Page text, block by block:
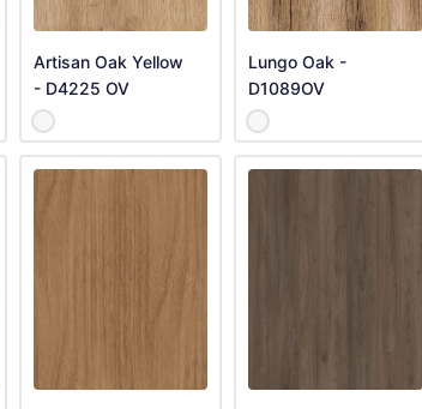
Artisan Oak Yellow
- D4225 OV
Lungo Oak -
D1089OV